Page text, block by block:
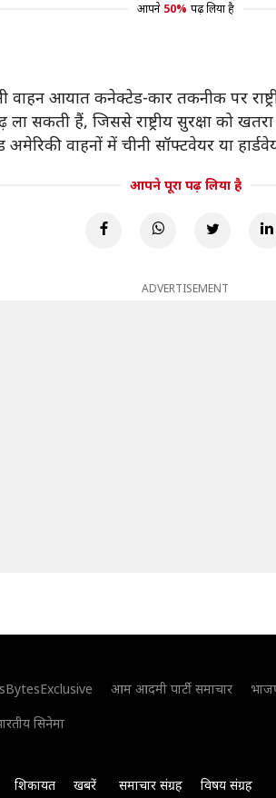
आपने 50% पढ़ लिया है
आयात कनेक्टेड-कार तकनीक पर
सकती हैं, जिससे राष्ट्रीय सुरक्षा को
वाहनों में चीनी सॉफ्टवेयर या
आपने पूरा पढ़ लिया है
ADVERTISEMENT
आम आदमी पार्टी समाचार
सिनेमा
शिकायत खबरें समाचार संग्रह विषय संग्रह